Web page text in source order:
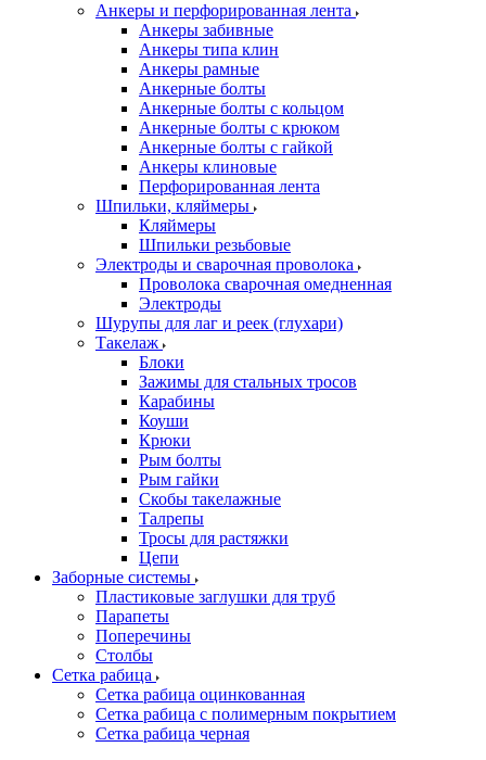
Анкеры и перфорированная лента
Анкеры забивные
Анкеры типа клин
Анкеры рамные
Анкерные болты
Анкерные болты с кольцом
Анкерные болты с крюком
Анкерные болты с гайкой
Анкеры клиновые
Перфорированная лента
Шпильки, кляймеры
Кляймеры
Шпильки резьбовые
Электроды и сварочная проволока
Проволока сварочная омедненная
Электроды
Шурупы для лаг и реек (глухари)
Такелаж
Блоки
Зажимы для стальных тросов
Карабины
Коуши
Крюки
Рым болты
Рым гайки
Скобы такелажные
Талрепы
Тросы для растяжки
Цепи
Заборные системы
Пластиковые заглушки для труб
Парапеты
Поперечины
Столбы
Сетка рабица
Сетка рабица оцинкованная
Сетка рабица с полимерным покрытием
Сетка рабица черная